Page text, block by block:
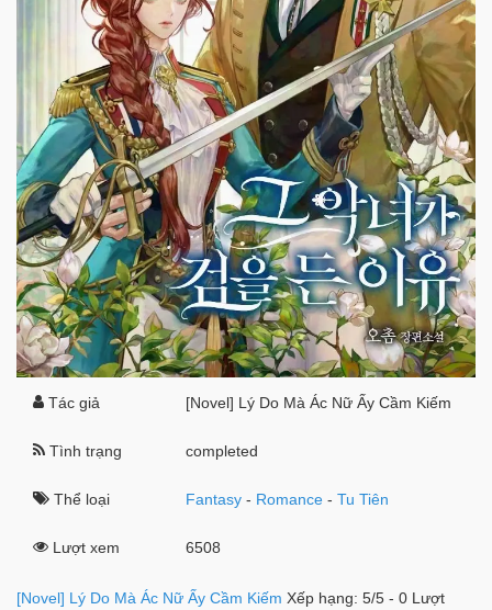
Tác giả [Novel] Lý Do Mà Ác Nữ Ấy Cầm Kiếm
Tình trạng completed
Thể loại Fantasy - Romance -Tu Tiên
Lượt xem 6508
[Novel] Lý Do Mà Ác Nữ Ấy Cầm Kiếm Xếp hạng: 5/5 - 0 Lượt